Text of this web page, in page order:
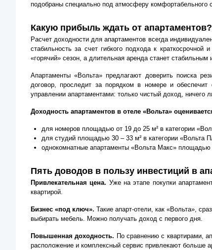
подобраны специально под атмосферу комфортабельного
Какую прибыль ждать от апартаментов?
Расчет доходности для апартаментов всегда
стабильность за счет гибкого подхода к
«горячий» сезон, а длительная аренда станет стабильным
Апартаменты «Вольта» предлагают доверить поиска
договор, проследит за порядком в номере и
управлении апартаментами: только чистый доход, ничего
Доходность апартаментов в отеле «Вольта»
для номеров площадью от 19 до 25 м² в категории
для студий площадью 30 – 33 м² в категории
однокомнатные апартаменты «Вольта Макс»
Пять доводов в пользу инвестиций в
Привлекательная цена. Уже на этапе покупки
квартирой.
Бизнес «под ключ». Такие апарт-отели, как «Вольта»,
выбирать мебель. Можно получать доход с первого дня.
Повышенная доходность. По сравнению с квартирами,
расположение и комплексный сервис привлекают больше